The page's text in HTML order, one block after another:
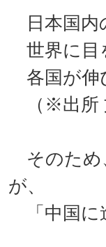
日本国内
世界に目
各国が伸
（※出所
そのため
が、
「中国に